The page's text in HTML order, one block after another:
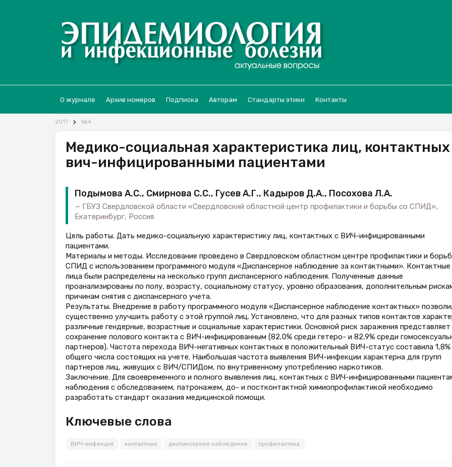
О журнале Архив номеров Подписка Авторам Стандарты этики Контакты
2017 №4
Медико-социальная характеристика лиц, контактных
вич-инфицированными пациентами
Подымова А.С., Смирнова С.С., Гусев А.Г., Кадыров Д.А., Посохова Л.А.
ГБУЗ Свердловской области «Свердловский областной центр профилактики и борьбы со СПИД»,
Екатеринбург, Россия
Цель работы. Дать медико-социальную характеристику лиц, контактных с ВИЧ-инфицированными
пациентами.
Материалы и методы. Исследование проведено в Свердловском областном центре профилактики и
СПИД с использованием программного модуля «Диспансерное наблюдение за контактными». Контактные
лица были распределены на несколько групп диспансерного наблюдения. Полученные данные
проанализированы по полу, возрасту, социальному статусу, уровню образования, дополнительным
причинам снятия с диспансерного учета.
Результаты. Внедрение в работу программного модуля «Диспансерное наблюдение контактных»
существенно улучшить работу с этой группой лиц. Установлено, что для разных типов контактов
различные гендерные, возрастные и социальные характеристики. Основной риск заражения представляет
сохранение полового контакта с ВИЧ-инфицированным (82,0% среди гетеро- и 82,9% среди
партнеров). Частота перехода ВИЧ-негативных контактных в положительный ВИЧ-статус составила 1,8%
общего числа состоящих на учете. Наибольшая частота выявления ВИЧ-инфекции характерна для групп
партнеров лиц, живущих с ВИЧ/СПИДом, по внутривенному употреблению наркотиков.
Заключение. Для своевременного и полного выявления лиц, контактных с ВИЧ-инфицированными
наблюдения с обследованием, патронажем, до- и постконтактной химиопрофилактикой необходимо
разработать стандарт оказания медицинской помощи.
Ключевые слова
ВИЧ-инфекция контактные диспансерное наблюдение профилактика